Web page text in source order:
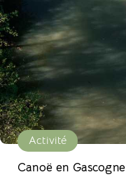
Activité
Canoë en Gascogne